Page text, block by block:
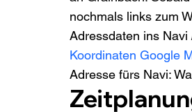
nochmals links zum
Adressdaten ins
Koordinaten Google
Adresse fürs Navi: